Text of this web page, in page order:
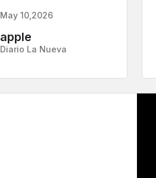
May 10,2026
apple
Diario La Nueva